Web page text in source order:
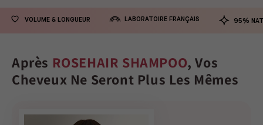
VOLUME & LONGUEUR LABORATOIRE FRANÇAIS 95%
Après ROSEHAIR SHAMPOO, Vos
Cheveux Ne Seront Plus Les Mêmes